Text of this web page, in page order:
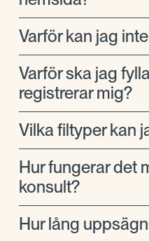
Varför kan jag
Varför ska jag
registrerar mig?
Vilka filtyper kan
Hur fungerar det
konsult?
Hur lång